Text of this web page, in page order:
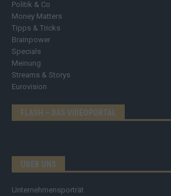
Politik & Co
Money Matters
Tipps & Tricks
Brainpower
Specials
Meinung
Streams & Storys
Eurovision
FLASH – DAS VIDEOPORTAL
ÜBER UNS
Unternehmensporträt